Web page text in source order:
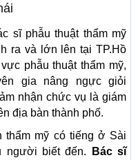
sĩ phẫu thuật thẩm mỹ
ra và lớn lên tại TP.Hồ
phẫu thuật thẩm mỹ,
gia nâng ngực giỏi
nhận chức vụ là giám
địa bàn thành phố.
thẩm mỹ có tiếng ở Sài
người biết đến.
Bác sĩ